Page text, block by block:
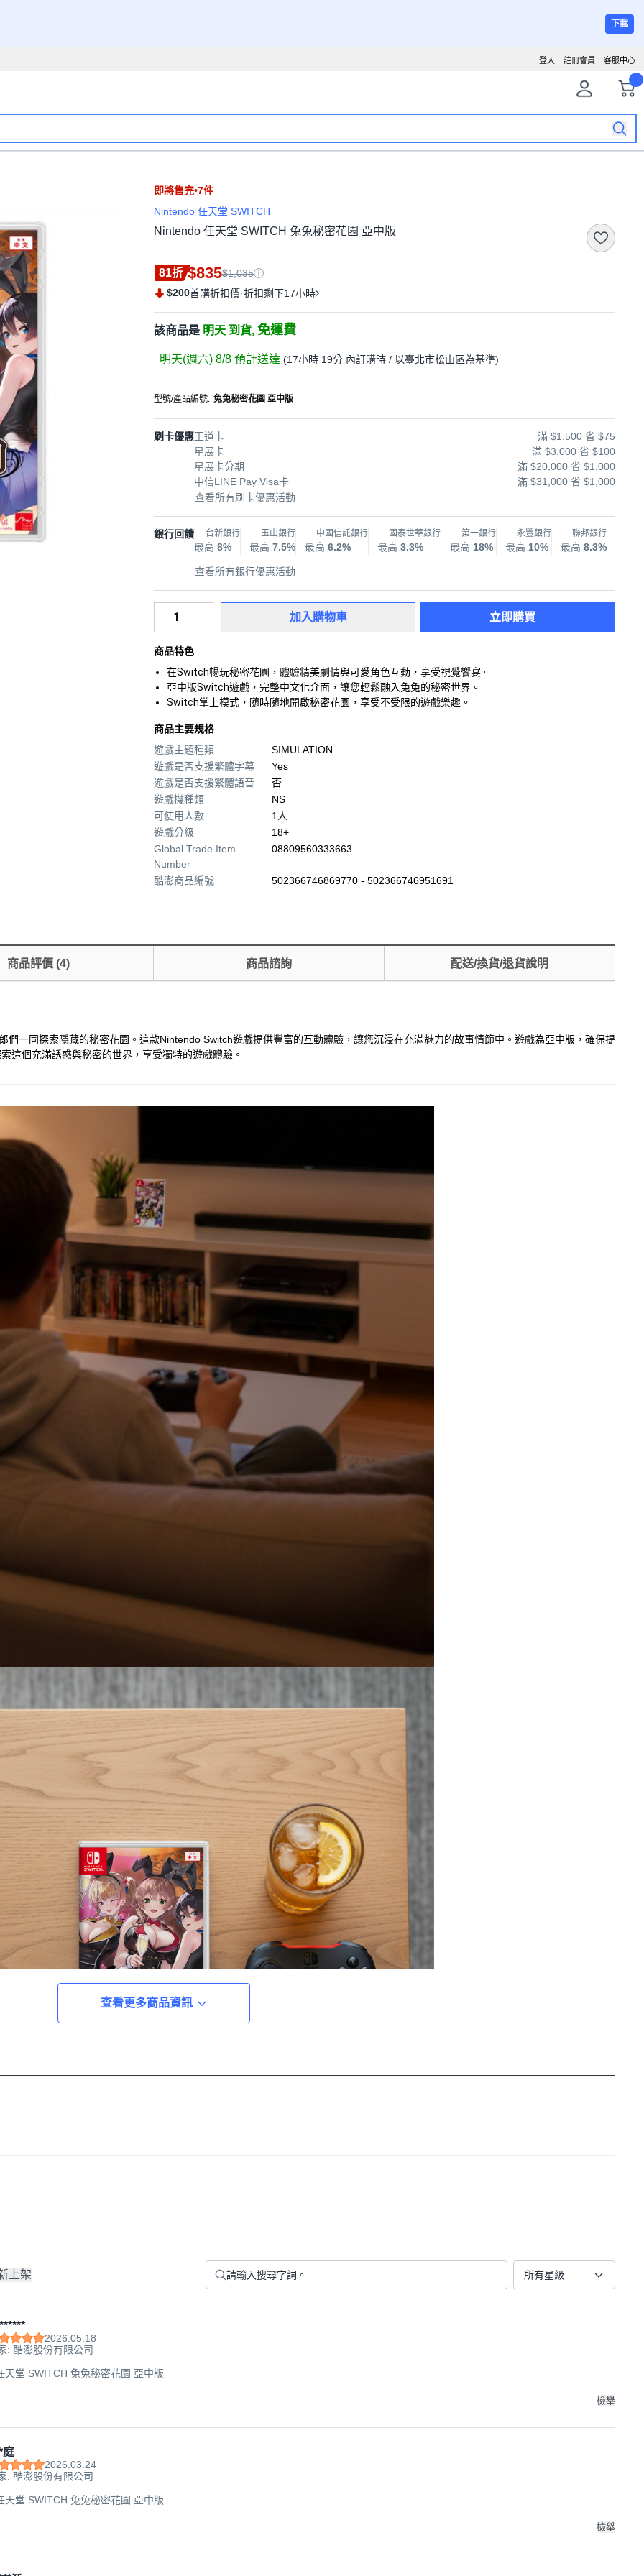
下載
客服中心
註冊會員
登入
即將售完•7件
Nintendo 任天堂 SWITCH
Nintendo 任天堂 SWITCH 兔兔秘密花園 亞中版
81折 $835$1,035
$200首購折扣價·折扣剩下17小時
該商品是 明天 到貨, 免運費
明天(週六) 8/8 預計送達 (17小時 19分 內訂購時 / 以臺北市松山區為基準)
型號/產品編號: 兔兔秘密花園 亞中版
刷卡優惠王道卡
滿 $1,500 省 $75
星展卡
滿 $3,000 省 $100
星展卡分期
滿 $20,000 省 $1,000
中信LINE Pay Visa卡
滿 $31,000 省 $1,000
查看所有刷卡優惠活動
銀行回饋 台新銀行
最高 8%
玉山銀行
最高 7.5%
中國信託銀行
最高 6.2%
國泰世華銀行
最高 3.3%
第一銀行
最高 18%
永豐銀行
最高 10%
聯邦銀行
最高 8.3%
查看所有銀行優惠活動
加入購物車 立即購買
商品特色
在Switch暢玩秘密花園，體驗精美劇情與可愛角色互動，享受視覺饗宴。
亞中版Switch遊戲，完整中文化介面，讓您輕鬆融入兔兔的秘密世界。
Switch掌上模式，隨時隨地開啟秘密花園，享受不受限的遊戲樂趣。
商品主要規格
遊戲主題種類
SIMULATION
遊戲是否支援繁體字幕
Yes
遊戲是否支援繁體語音
否
遊戲機種類
NS
可使用人數
1人
遊戲分級
18+
Global Trade Item
Number
08809560333663
酷澎商品編號 502366746869770 - 502366746951691
商品評價(4) 商品諮詢 配送/換貨/退貨說明
一同探索隱藏的秘密花園。這款Nintendo Switch遊戲提供豐富的互動體驗，讓您沉浸在充滿魅力的故事情節中。遊戲為亞中版，確保提
這個充滿誘惑與秘密的世界，享受獨特的遊戲體驗。
查看更多商品資訊
上架 所有星級
2026.05.18
: 酷澎股份有限公司
天堂 SWITCH 兔兔秘密花園 亞中版
檢舉
庭
2026.03.24
: 酷澎股份有限公司
天堂 SWITCH 兔兔秘密花園 亞中版
檢舉